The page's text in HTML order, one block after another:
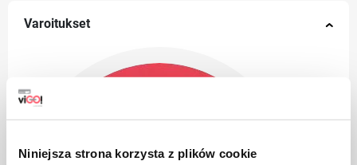
Niniejsza strona korzysta z plików cookie
Varoitukset